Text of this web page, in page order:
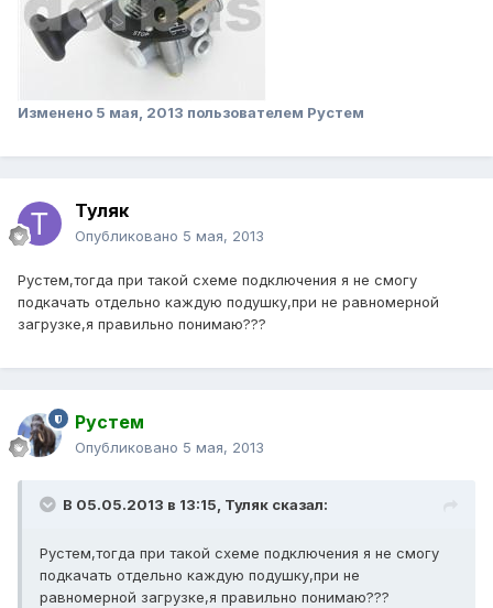
Изменено 5 мая, 2013 пользователем Рустем
Туляк
Опубликовано 5 мая, 2013
Рустем,тогда при такой схеме подключения я не смогу
подкачать отдельно каждую подушку,при не равномерной
загрузке,я правильно понимаю???
Рустем
Опубликовано 5 мая, 2013
В 05.05.2013 в 13:15, Туляк сказал:
Рустем,тогда при такой схеме подключения я не смогу
подкачать отдельно каждую подушку,при не
равномерной загрузке,я правильно понимаю???